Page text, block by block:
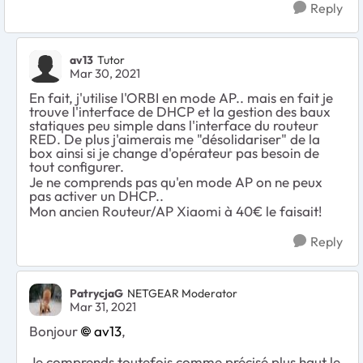
Reply
av13 Tutor
Mar 30, 2021
En fait, j'utilise l'ORBI en mode AP.. mais en fait je
trouve l'interface de DHCP et la gestion des baux
statiques peu simple dans l'interface du routeur
RED. De plus j'aimerais me "désolidariser" de la
box ainsi si je change d'opérateur pas besoin de
tout configurer.
Je ne comprends pas qu'en mode AP on ne peux
pas activer un DHCP..
Mon ancien Routeur/AP Xiaomi à 40€ le faisait!
Reply
PatrycjaG NETGEAR Moderator
Mar 31, 2021
Bonjour av13,